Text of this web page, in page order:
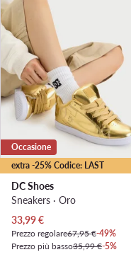
extra -25% Codice: LAST
Occasione
DC Shoes
Sneakers · Oro
Prezzo attuale
33,99€
Prezzo regolare67,95 €-49%
Prezzo più basso35,99 €-5%